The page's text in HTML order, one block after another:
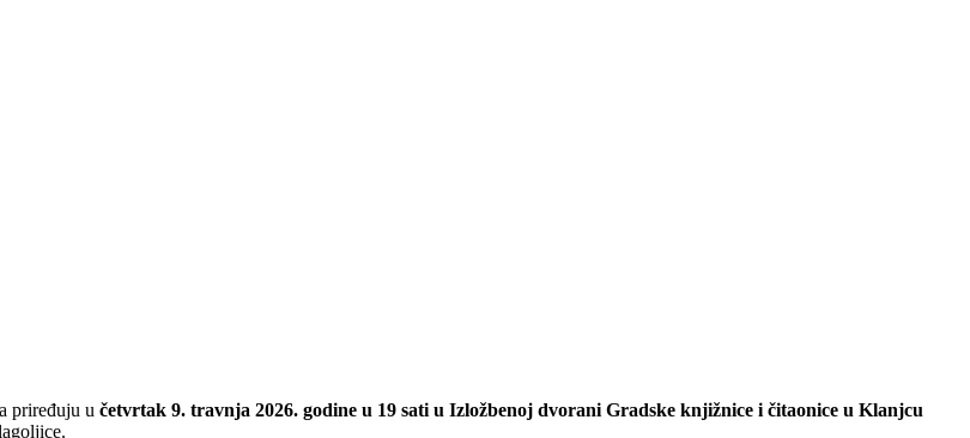
priređuju u četvrtak 9. travnja 2026. godine u 19 sati u Izložbenoj dvorani Gradske knjižnice i čitaonice u Klanjcu